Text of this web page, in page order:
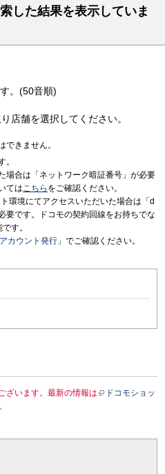
した結果を表示していま
。(50音順)
店舗を選択してください。
できません。
。
場合は「ネットワーク暗証番号」が必要
てはこちら をご確認ください。
環境にてアクセスいただいた場合は「d
要です。ドコモの契約回線をお持ちでな
す。
カウント発行 」でご確認ください。
ざいます。最新の情報は
ドコモショッ